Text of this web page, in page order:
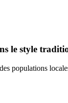
le style
populations